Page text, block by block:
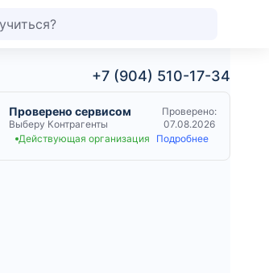
+7 (904) 510-17-34
Проверено сервисом
Выберу Контрагенты
Проверено:
07.08.2026
Действующая организация
Подробнее